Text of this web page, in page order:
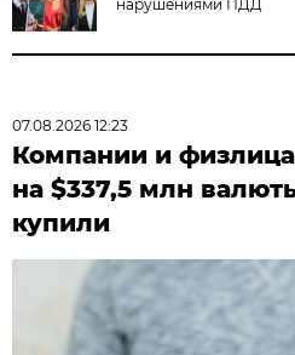
нарушениями ПДД
07.08.2026 12:23
Компании и
на $337,5 млн
купили